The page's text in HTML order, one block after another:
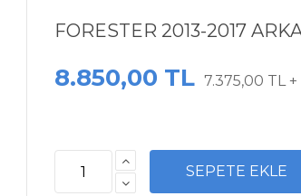
FORESTER 2013-2017
8.850,00 TL 7.375,00 TL +